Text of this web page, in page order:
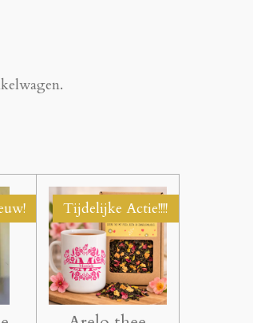
Tijdelijke Actie!!!!